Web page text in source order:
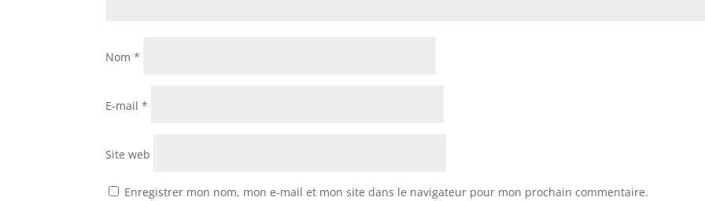
Nom*
E-mail*
Site web
Enregistrer mon nom, mon e-mail et mon site dans le navigateur pour mon prochain commentaire.